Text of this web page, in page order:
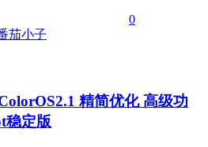
0
茄小子
精简优化 高级功
稳定版